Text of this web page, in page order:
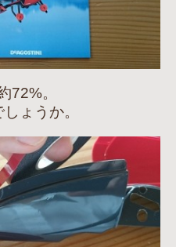
72%。
ょうか。